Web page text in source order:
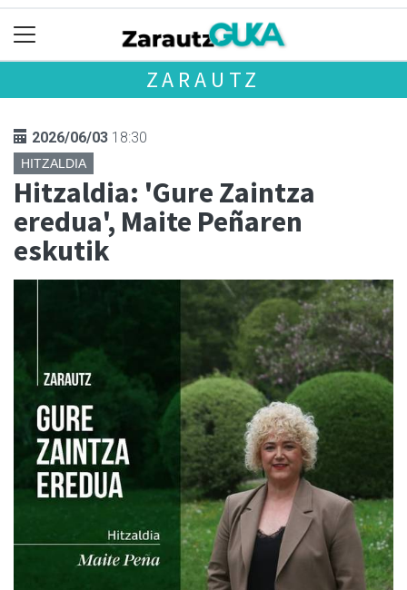
ZARAUTZ
2026/06/03 18:30
HITZALDIA
Hitzaldia: 'Gure Zaintza
eredua', Maite Peñaren
eskutik